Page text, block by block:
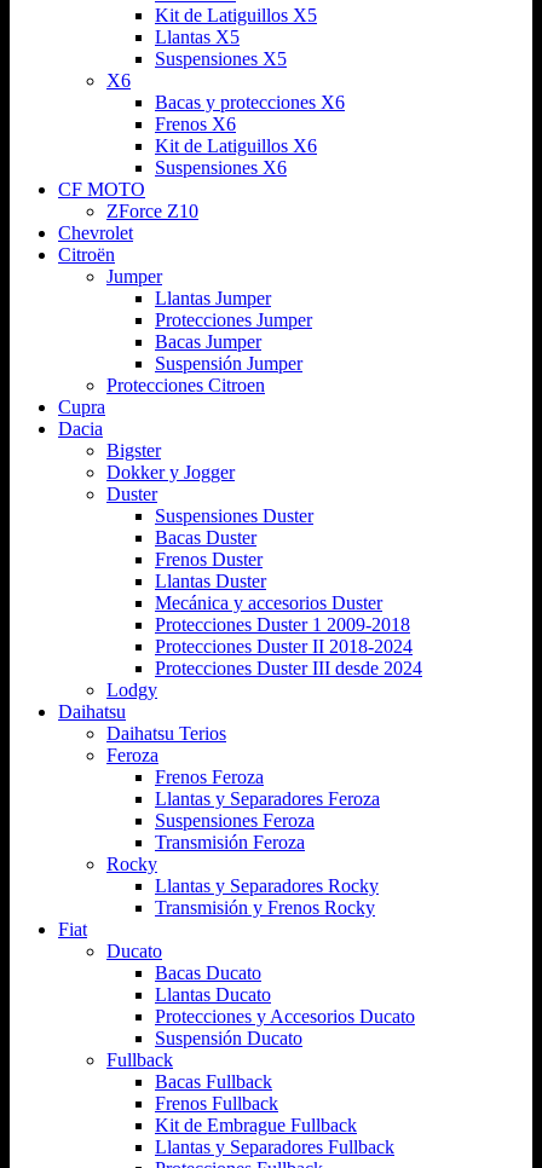
Kit de Latiguillos X5
Llantas X5
Suspensiones X5
X6
Bacas y protecciones X6
Frenos X6
Kit de Latiguillos X6
Suspensiones X6
CF MOTO
ZForce Z10
Chevrolet
Citroën
Jumper
Llantas Jumper
Protecciones Jumper
Bacas Jumper
Suspensión Jumper
Protecciones Citroen
Cupra
Dacia
Bigster
Dokker y Jogger
Duster
Suspensiones Duster
Bacas Duster
Frenos Duster
Llantas Duster
Mecánica y accesorios Duster
Protecciones Duster 1 2009-2018
Protecciones Duster II 2018-2024
Protecciones Duster III desde 2024
Lodgy
Daihatsu
Daihatsu Terios
Feroza
Frenos Feroza
Llantas y Separadores Feroza
Suspensiones Feroza
Transmisión Feroza
Rocky
Llantas y Separadores Rocky
Transmisión y Frenos Rocky
Fiat
Ducato
Bacas Ducato
Llantas Ducato
Protecciones y Accesorios Ducato
Suspensión Ducato
Fullback
Bacas Fullback
Frenos Fullback
Kit de Embrague Fullback
Llantas y Separadores Fullback